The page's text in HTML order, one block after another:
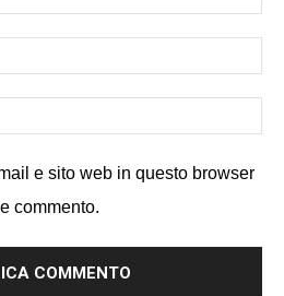
e sito web in questo browser
commento.